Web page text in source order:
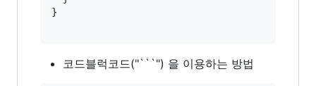
코드블럭코드("```") 을 이용하는 방법